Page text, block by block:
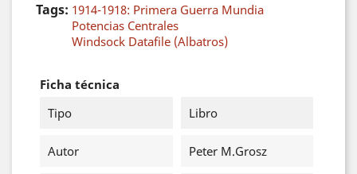
Tags: 1914-1918: Primera Guerra Mundia
Potencias Centrales
Windsock Datafile (Albatros)
Ficha técnica
Tipo
Libro
Autor Peter M.Grosz